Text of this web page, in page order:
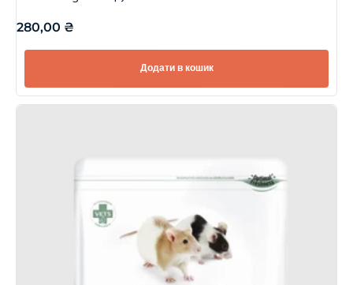
280,00 ₴
Додати в кошик